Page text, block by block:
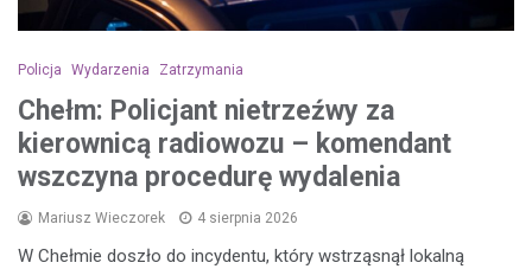
Policja Wydarzenia Zatrzymania
Chełm: Policjant nietrzeźwy za
kierownicą radiowozu – komendant
wszczyna procedurę wydalenia
Mariusz Wieczorek 4 sierpnia 2026
W Chełmie doszło do incydentu, który wstrząsnął lokalną